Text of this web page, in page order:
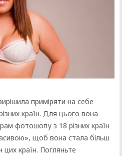
приміряти на себе
країн. Для цього вона
фотошопу з 18 різних країн
щоб вона стала більш
країн. Погляньте